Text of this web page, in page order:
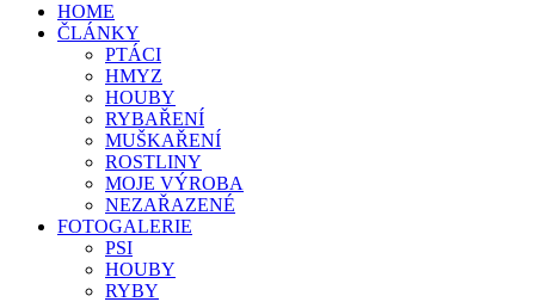
HOME
ČLÁNKY
PTÁCI
HMYZ
HOUBY
RYBAŘENÍ
MUŠKAŘENÍ
ROSTLINY
MOJE VÝROBA
NEZAŘAZENÉ
FOTOGALERIE
PSI
HOUBY
RYBY